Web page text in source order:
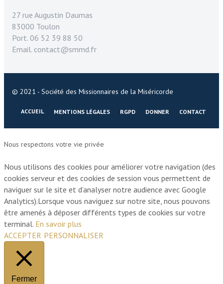
27 rue Augustin Daumas
83000 Toulon
Port. 06 52 39 88 50
Email. contact@smmd.fr
© 2021 - Société des Missionnaires de la Miséricorde
ACCUEIL MENTIONS LÉGALES RGPD DONNER CONTACT
Nous respectons votre vie privée
Nous utilisons des cookies pour améliorer votre navigation (des
cookies serveur et des cookies de session vous permettent de
naviguer sur le site et d’analyser notre audience avec Google
Analytics).Lorsque vous naviguez sur notre site, nous pouvons
être amenés à déposer différents types de cookies sur votre
terminal. En savoir plus
ACCEPTER PERSONNALISER
Fermer